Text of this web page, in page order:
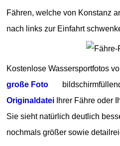
Fähren, welche von Konstanz
nach links zur Einfahrt
Kostenlose Wassersportfotos
große Foto
Originaldatei Ihrer Fähre oder
Sie sieht natürlich deutlich
nochmals größer sowie